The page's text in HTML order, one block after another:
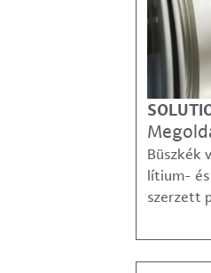
Büszkék
lítium-
szerzett